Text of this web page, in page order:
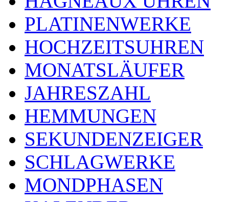
PLATINENWERKE
HOCHZEITSUHREN
MONATSLÄUFER
JAHRESZAHL
HEMMUNGEN
SEKUNDENZEIGER
SCHLAGWERKE
MONDPHASEN